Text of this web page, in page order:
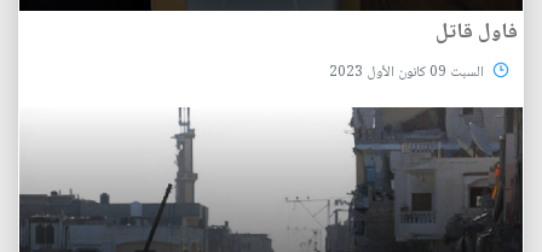
فاول قاتل
السبت 09 كانون الأول 2023